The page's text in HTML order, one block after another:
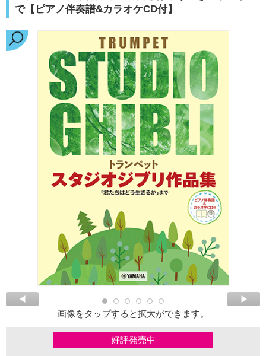
で【ピアノ伴奏譜&カラオケCD付】
画像をタップすると拡大ができます。
好評発売中